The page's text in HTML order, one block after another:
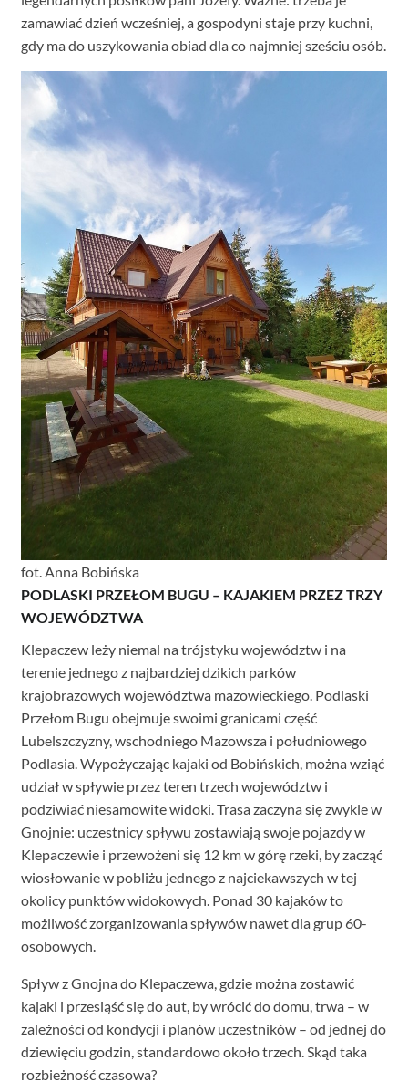
zamawiać dzień wcześniej, a gospodyni staje przy kuchni,
gdy ma do uszykowania obiad dla co najmniej sześciu osób.
fot. Anna Bobińska
PODLASKI PRZEŁOM BUGU – KAJAKIEM PRZEZ TRZY
WOJEWÓDZTWA
Klepaczew leży niemal na trójstyku województw i na
terenie jednego z najbardziej dzikich parków
krajobrazowych województwa mazowieckiego. Podlaski
Przełom Bugu obejmuje swoimi granicami część
Lubelszczyzny, wschodniego Mazowsza i południowego
Podlasia. Wypożyczając kajaki od Bobińskich, można wziąć
udział w spływie przez teren trzech województw i
podziwiać niesamowite widoki. Trasa zaczyna się zwykle w
Gnojnie: uczestnicy spływu zostawiają swoje pojazdy w
Klepaczewie i przewożeni się 12 km w górę rzeki, by zacząć
wiosłowanie w pobliżu jednego z najciekawszych w tej
okolicy punktów widokowych. Ponad 30 kajaków to
możliwość zorganizowania spływów nawet dla grup 60-
osobowych.
Spływ z Gnojna do Klepaczewa, gdzie można zostawić
kajaki i przesiąść się do aut, by wrócić do domu, trwa – w
zależności od kondycji i planów uczestników – od jednej do
dziewięciu godzin, standardowo około trzech. Skąd taka
rozbieżność czasowa?